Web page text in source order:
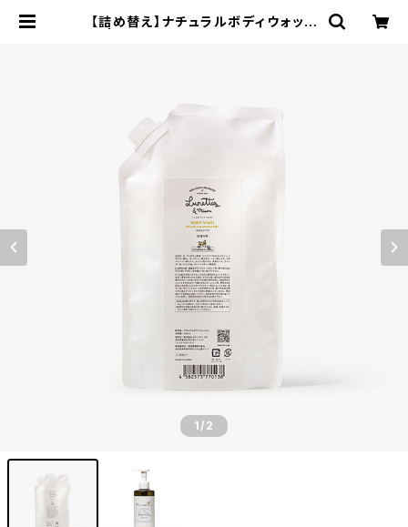
【詰め替え】ナチュラルボディウォッシ
1/2